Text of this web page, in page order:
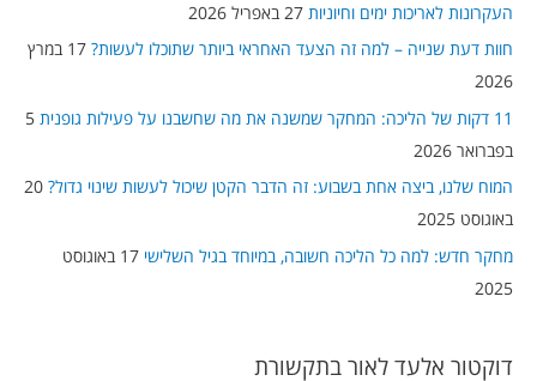
r
:
העקרונות לאריכות ימים וחיוניות 27 באפריל 2026
חוות דעת שנייה – למה זה הצעד האחראי ביותר שתוכלו לעשות?
17 במרץ
2026
11 דקות של הליכה: המחקר שמשנה את מה שחשבנו על פעילות גופנית
5
בפברואר 2026
המוח שלנו, ביצה אחת בשבוע: זה הדבר הקטן שיכול לעשות שינוי גדול? 20
באוגוסט 2025
מחקר חדש: למה כל הליכה חשובה, במיוחד בגיל השלישי
17 באוגוסט
2025
דוקטור אלעד לאור בתקשורת